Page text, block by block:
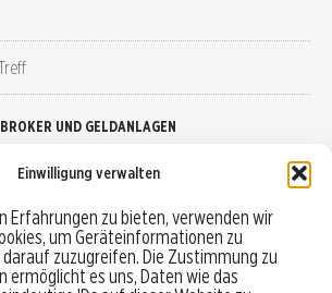
Einwilligung verwalten
Erfahrungen zu bieten, verwenden wir
um Geräteinformationen zu
zuzugreifen. Die Zustimmung zu
ermöglicht es uns, Daten wie das
BROKER UND GELDANLAGEN